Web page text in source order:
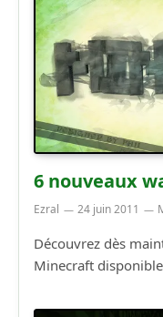
6 nouveaux
Ezral 24 juin 2011
Découvrez dès
Minecraft